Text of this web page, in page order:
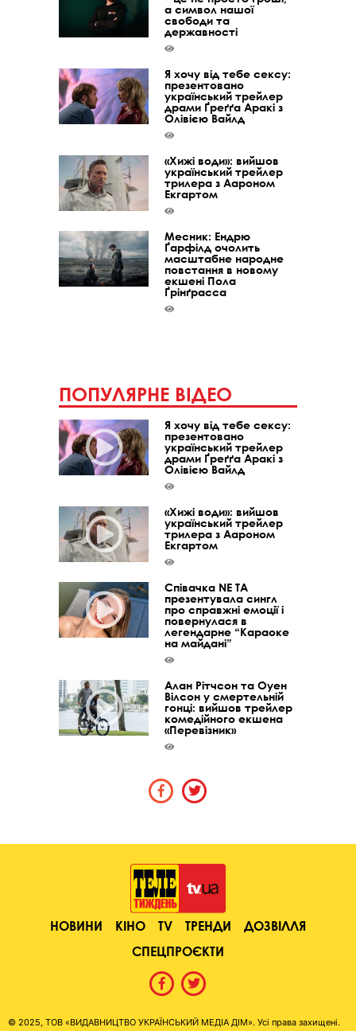
а символ нашої
свободи та
державності
Я хочу від тебе сексу:
презентовано
український трейлер
драми Ґреґґа Аракі з
Олівією Вайлд
«Хижі води»: вийшов
український трейлер
трилера з Аароном
Екгартом
Месник: Ендрю
Ґарфілд очолить
масштабне народне
повстання в новому
екшені Пола
Ґрінґрасса
ПОПУЛЯРНЕ ВІДЕО
Я хочу від тебе сексу:
презентовано
український трейлер
драми Ґреґґа Аракі з
Олівією Вайлд
«Хижі води»: вийшов
український трейлер
трилера з Аароном
Екгартом
Співачка NE TA
презентувала сингл
про справжні емоції і
повернулася в
легендарне “Караоке
на майдані”
Алан Рітчсон та Оуен
Вілсон у смертельній
гонці: вийшов трейлер
комедійного екшена
«Перевізник»
НОВИНИ КІНО TV ТРЕНДИ
ДОЗВІЛЛЯ
СПЕЦПРОЄКТИ
© 2025, ТОВ «ВИДАВНИЦТВО УКРАЇНСЬКИЙ МЕДІА ДІМ». Усі права захищені.